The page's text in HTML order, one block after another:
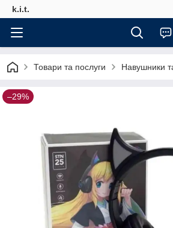
k.i.t.
Товари та послуги Навушники
–29%